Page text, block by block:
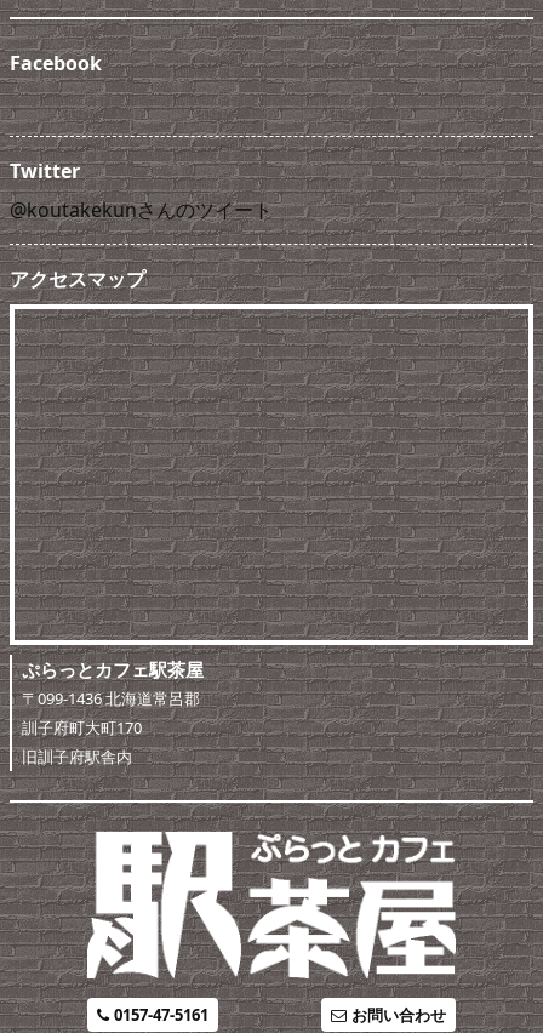
Facebook
Twitter
@koutakekunさんのツイート
アクセスマップ
ぷらっとカフェ駅茶屋
〒099-1436 北海道常呂郡
訓子府町大町170
旧訓子府駅舎内
0157-47-5161 お問い合わせ